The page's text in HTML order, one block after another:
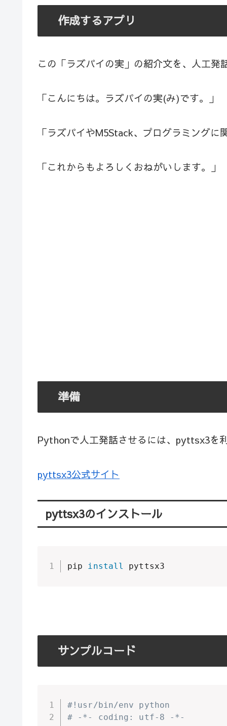
作成するアプリ
この「ラズパイの実」の紹介文を、人工発
「こんにちは。ラズパイの実(み)です。」
「ラズパイやM5Stack、プログラミングに
「これからもよろしくおねがいします。」
準備
Pythonで人工発話させるには、pyttsx3を利
pyttsx3公式サイト
pyttsx3のインストール
pip install pyttsx3
サンプルコード
#!usr/bin/env python
# -*- coding: utf-8 -*-